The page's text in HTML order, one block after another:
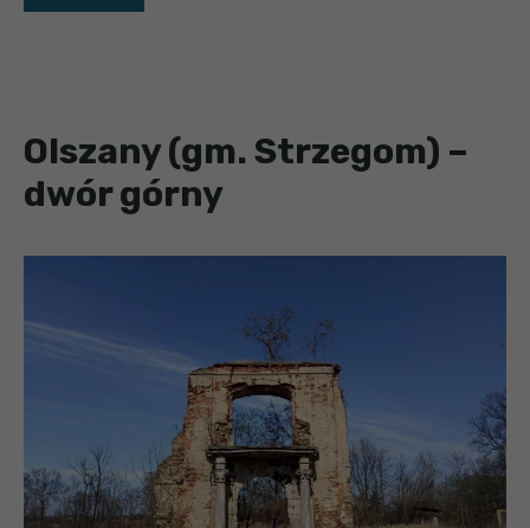
Olszany (gm. Strzegom) –
dwór górny